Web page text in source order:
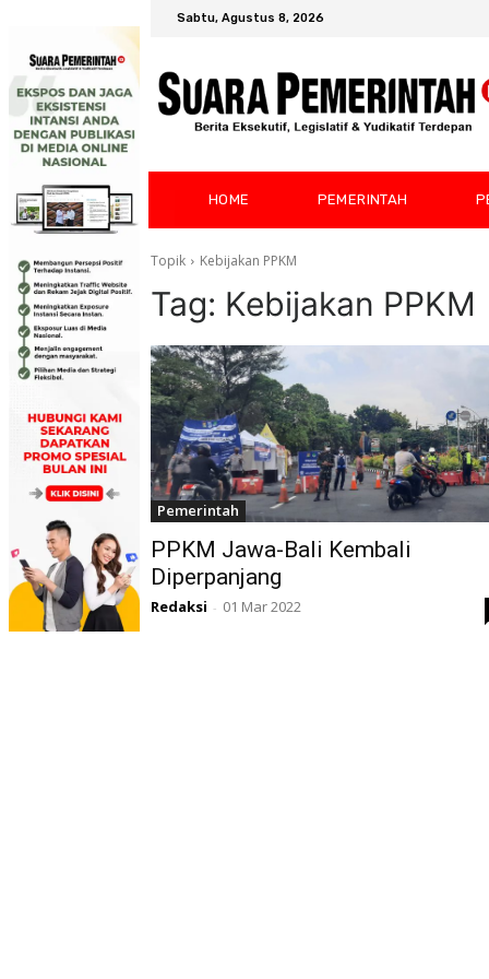
Sabtu, Agustus 8, 2026
HOME PEMERINTAH
Topik Kebijakan PPKM
Tag: Kebijakan PPKM
Pemerintah
PPKM Jawa-Bali Kembali
Diperpanjang
Redaksi - 01 Mar 2022